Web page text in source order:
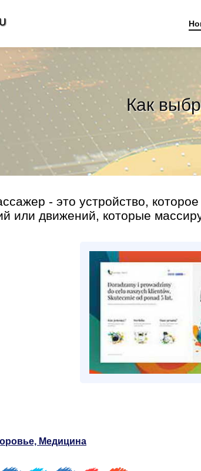
Как
- это устройство,
или движений, которые
Медицина